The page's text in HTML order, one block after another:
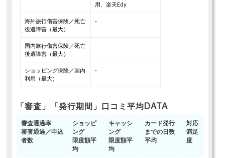
用、楽天Edy
海外旅行傷害保険／死亡
後遺障害（最大）
-
国内旅行傷害保険／死亡
後遺障害（最大）
-
ショッピング保険／国内
利用（最大）
-
「審査」「発行期間」口コミ平均DATA
審査通過率
審査通過／申込
者数
ショッピ
ング
限度額平
均
キャッシ
ング
限度額平
均
カード発行
までの日数
平均
対応
満足
度